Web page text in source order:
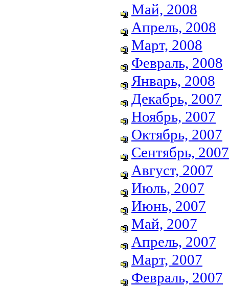
Май, 2008
Апрель, 2008
Март, 2008
Февраль, 2008
Январь, 2008
Декабрь, 2007
Ноябрь, 2007
Октябрь, 2007
Сентябрь, 2007
Август, 2007
Июль, 2007
Июнь, 2007
Май, 2007
Апрель, 2007
Март, 2007
Февраль, 2007